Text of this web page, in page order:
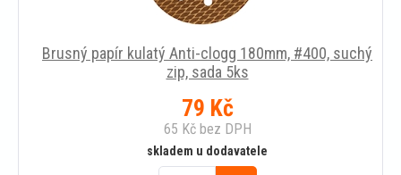
Brusný papír kulatý Anti-clogg 180mm, #400, suchý
zip, sada 5ks
79 Kč
65 Kčbez DPH
skladem u dodavatele